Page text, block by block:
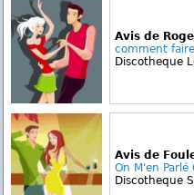
Avis de
comment
Discotheque
Avis de
On M'en Parlé
Discotheque